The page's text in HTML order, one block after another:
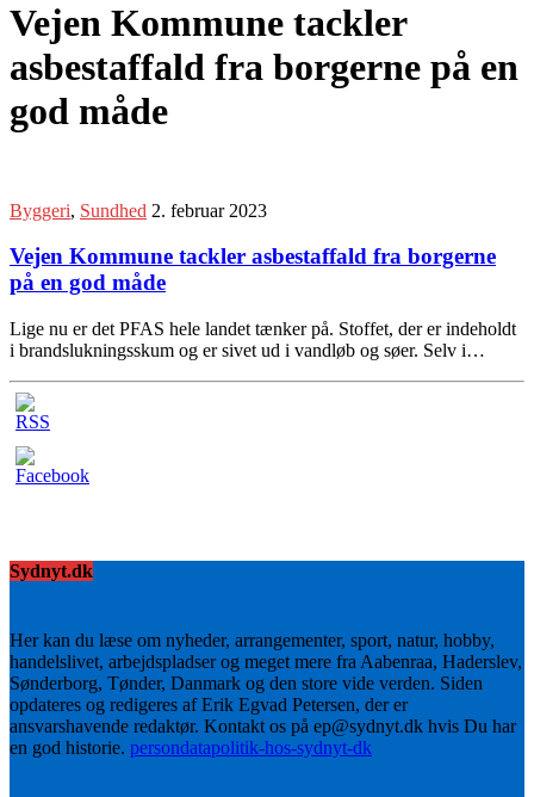
Vejen Kommune tackler
asbestaffald fra borgerne på en
god måde
Byggeri, Sundhed 2. februar 2023
Vejen Kommune tackler asbestaffald fra borgerne
på en god måde
Lige nu er det PFAS hele landet tænker på. Stoffet, der er indeholdt
i brandslukningsskum og er sivet ud i vandløb og søer. Selv i…
Sydnyt.dk
Her kan du læse om nyheder, arrangementer, sport, natur, hobby,
handelslivet, arbejdspladser og meget mere fra Aabenraa, Haderslev,
Sønderborg, Tønder, Danmark og den store vide verden. Siden
opdateres og redigeres af Erik Egvad Petersen, der er
ansvarshavende redaktør. Kontakt os på ep@sydnyt.dk hvis Du har
en god historie. persondatapolitik-hos-sydnyt-dk